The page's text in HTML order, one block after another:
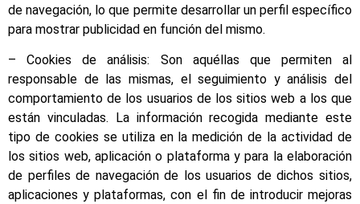
de navegación, lo que permite desarrollar un perfil específico
para mostrar publicidad en función del mismo.
– Cookies de análisis: Son aquéllas que permiten al
responsable de las mismas, el seguimiento y análisis del
comportamiento de los usuarios de los sitios web a los que
están vinculadas. La información recogida mediante este
tipo de cookies se utiliza en la medición de la actividad de
los sitios web, aplicación o plataforma y para la elaboración
de perfiles de navegación de los usuarios de dichos sitios,
aplicaciones y plataformas, con el fin de introducir mejoras